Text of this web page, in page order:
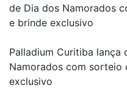
de Dia dos Namorados
e brinde exclusivo
Palladium Curitiba lança
Namorados com sorteio
exclusivo